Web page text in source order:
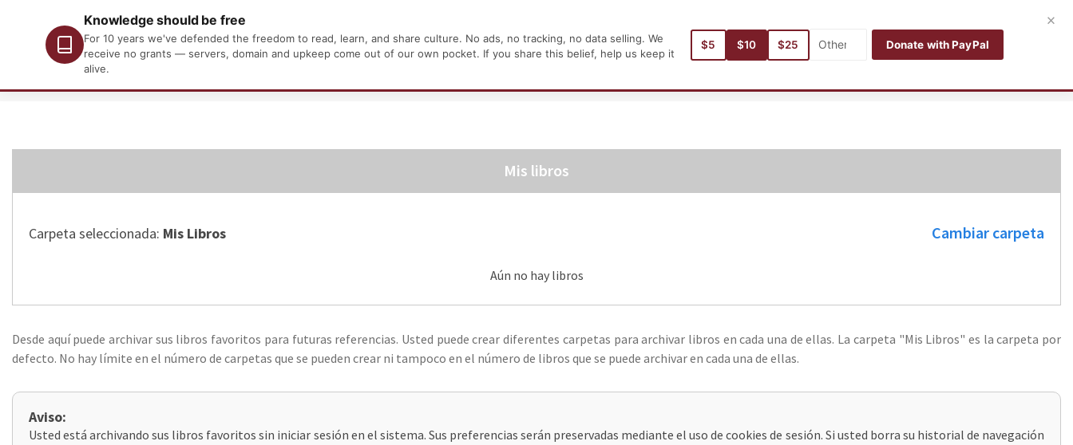
Español
Inicio Autores Categorías Idiomas Buscar Mis libros
Knowledge should be free
For 10 years we've defended the freedom to read, learn, and share culture. No ads, no tracking, no data selling. We
receive no grants — servers, domain and upkeep come out of our own pocket. If you share this belief, help us keep it
alive.
$5 $10 $25 Donate with PayPal
×
Mis libros
Cambiar carpeta
Carpeta seleccionada: Mis Libros
Aún no hay libros
Desde aquí puede archivar sus libros favoritos para futuras referencias. Usted puede crear diferentes carpetas para archivar libros en cada una de ellas. La carpeta "Mis Libros" es la carpeta por
defecto. No hay límite en el número de carpetas que se pueden crear ni tampoco en el número de libros que se puede archivar en cada una de ellas.
Aviso:
Usted está archivando sus libros favoritos sin iniciar sesión en el sistema. Sus preferencias serán preservadas mediante el uso de cookies de sesión. Si usted borra su historial de navegación